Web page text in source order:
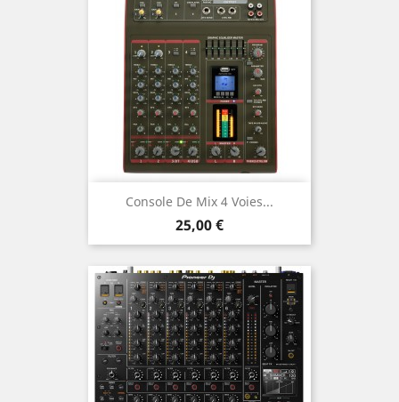
Console De Mix 4 Voies...
Prix
25,00 €